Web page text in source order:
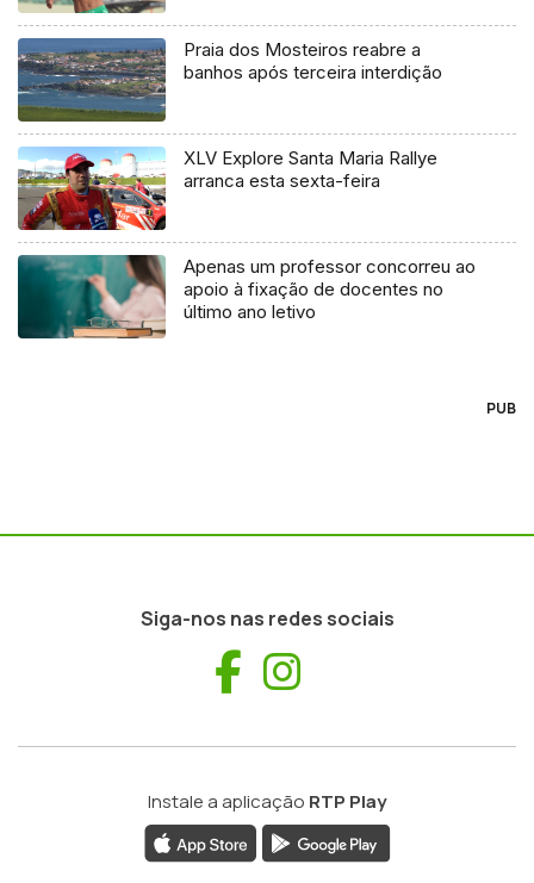
Praia dos Mosteiros reabre a
banhos após terceira interdição
XLV Explore Santa Maria Rallye
arranca esta sexta-feira
Apenas um professor concorreu ao
apoio à fixação de docentes no
último ano letivo
PUB
Siga-nos nas redes sociais
Facebook
Instale a aplicação RTP Play